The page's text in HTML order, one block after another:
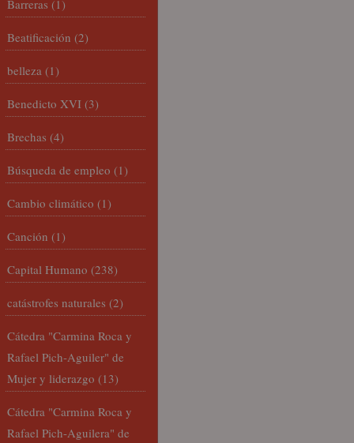
Barreras (1)
Beatificación (2)
belleza (1)
Benedicto XVI (3)
Brechas (4)
Búsqueda de empleo (1)
Cambio climático (1)
Canción (1)
Capital Humano (238)
catástrofes naturales (2)
Cátedra "Carmina Roca y
Rafael Pich-Aguiler" de
Mujer y liderazgo (13)
Cátedra "Carmina Roca y
Rafael Pich-Aguilera" de